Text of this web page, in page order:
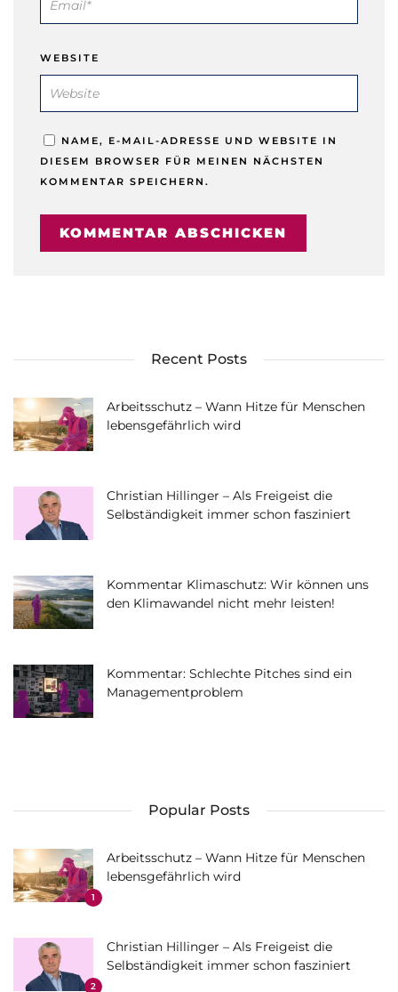
WEBSITE
NAME, E-MAIL-ADRESSE UND WEBSITE IN
DIESEM BROWSER FÜR MEINEN NÄCHSTEN
KOMMENTAR SPEICHERN.
Recent Posts
Arbeitsschutz – Wann Hitze für Menschen
lebensgefährlich wird
Christian Hillinger – Als Freigeist die
Selbständigkeit immer schon fasziniert
Kommentar Klimaschutz: Wir können uns
den Klimawandel nicht mehr leisten!
Kommentar: Schlechte Pitches sind ein
Managementproblem
Popular Posts
1
Arbeitsschutz – Wann Hitze für Menschen
lebensgefährlich wird
2
Christian Hillinger – Als Freigeist die
Selbständigkeit immer schon fasziniert